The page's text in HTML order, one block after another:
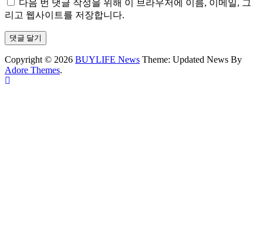
다음 번 댓글 작성을 위해 이 브라우저에 이름, 이메일, 그
리고 웹사이트를 저장합니다.
Copyright © 2026 BUYLIFE News Theme: Updated News By
Adore Themes.